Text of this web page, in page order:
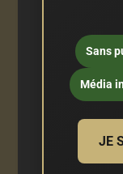
Sans
Média
JE